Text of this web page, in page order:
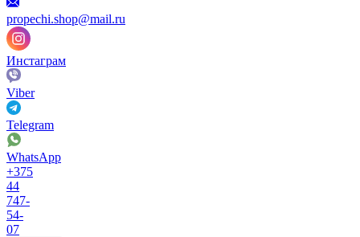
propechi.shop@mail.ru
Инстаграм
Viber
Telegram
WhatsApp
+375
44
747-
54-
07